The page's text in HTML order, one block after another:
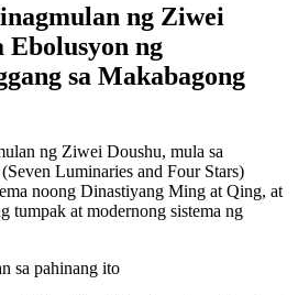
ng Ziwei
Ebolusyon ng
sa Makabagong
ng Ziwei Doushu, mula sa
Luminaries and Four Stars)
noong Dinastiyang Ming at Qing, at
tumpak at modernong sistema ng
sa pahinang ito